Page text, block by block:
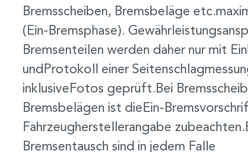
Bremsscheiben, Bremsbeläge
(Ein-Bremsphase).
Bremsenteilen werden daher nur mit
undProtokoll einer
inklusiveFotos geprüft.Bei
Bremsbelägen ist dieEin-
Fahrzeugherstellerangabe
Bremsentausch sind in jedem Falle